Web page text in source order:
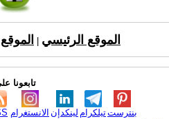
الموقع الرئيسي
تابعونا
الانستغرام لينكدإن تيلكرامبنترست